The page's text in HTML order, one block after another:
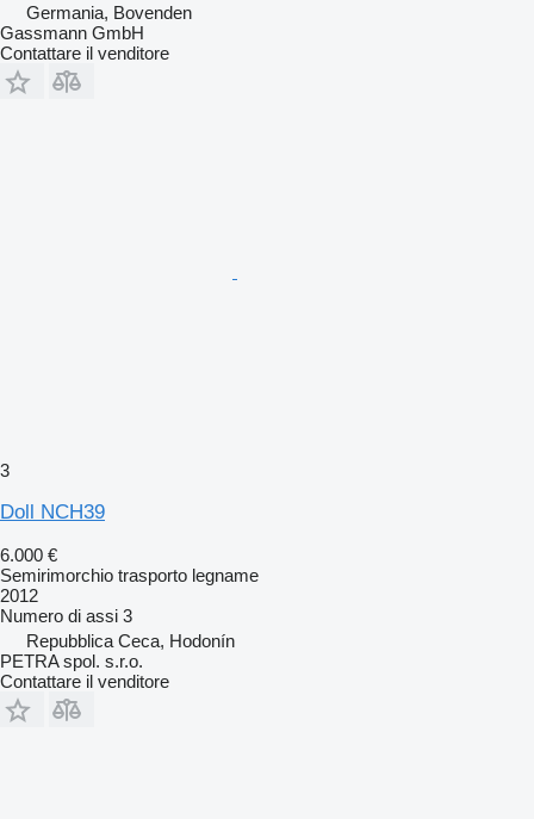
Germania, Bovenden
Gassmann GmbH
Contattare il venditore
3
Doll NCH39
6.000 €
Semirimorchio trasporto legname
2012
Numero di assi 3
Repubblica Ceca, Hodonín
PETRA spol. s.r.o.
Contattare il venditore